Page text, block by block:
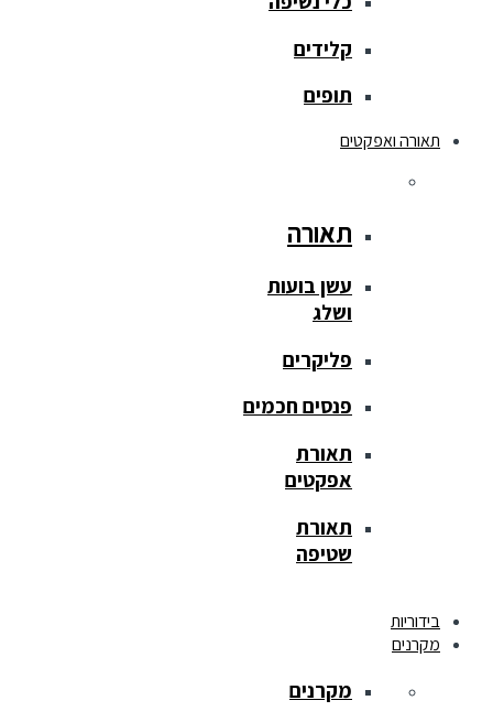
קלידים
תופים
תאורה ואפקטים
תאורה
עשן בועות
ושלג
פליקרים
פנסים חכמים
תאורת
אפקטים
תאורת
שטיפה
בידוריות
מקרנים
מקרנים